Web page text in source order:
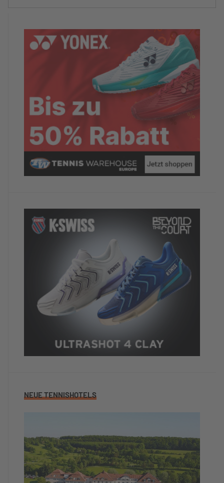
5/5
Zufriedenheit mit dem Trainerteam
Monika hat ein super Training gemacht.
Ich hatte schon lange kein so gutes Training.
Würdest du das Hotel/Camp anderen
TennisTravellern weiterempfehlen?
Ja
Dein abschließender Kommentar
Insgesamt hat mir die Woche sehr viel Spass
gemacht und ich werde bei Gelegenheit zur
Wiederholungstäterin
TennisTraveller-News.
NEUE TENNISHOTELS